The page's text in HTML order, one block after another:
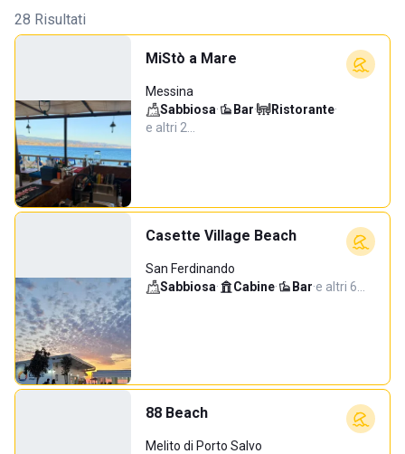
28 Risultati
MiStò a Mare
Messina
Sabbiosa· Bar· Ristorante·
e altri 2…
Casette Village Beach
San Ferdinando
Sabbiosa· Cabine· Bar·e altri 6…
88 Beach
Melito di Porto Salvo